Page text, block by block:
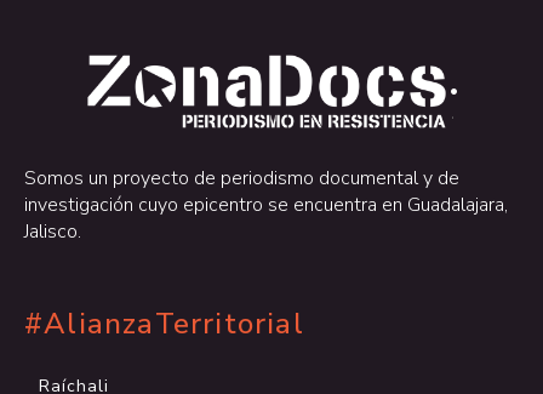
.
.
Somos un proyecto de periodismo documental y de
investigación cuyo epicentro se encuentra en Guadalajara,
Jalisco.
#AlianzaTerritorial
Raíchali